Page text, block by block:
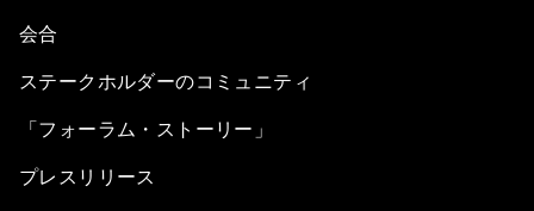
会合
ステークホルダーのコミュニティ
「フォーラム・ストーリー」
プレスリリース